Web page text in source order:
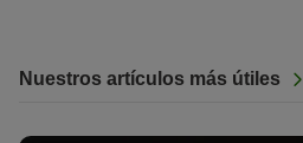
Nuestros artículos más útiles